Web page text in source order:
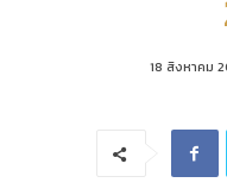
18 สิงหาคม